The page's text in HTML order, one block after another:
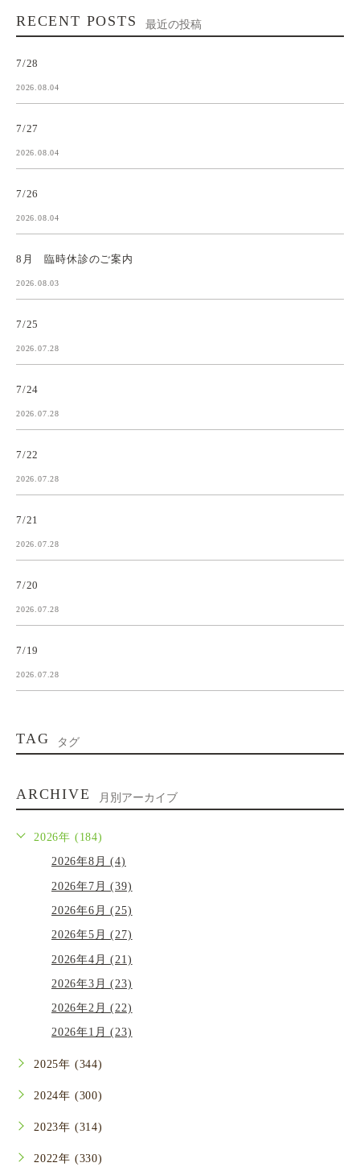
RECENT POSTS 最近の投稿
7/28
2026.08.04
7/27
2026.08.04
7/26
2026.08.04
8月 臨時休診のご案内
2026.08.03
7/25
2026.07.28
7/24
2026.07.28
7/22
2026.07.28
7/21
2026.07.28
7/20
2026.07.28
7/19
2026.07.28
TAG タグ
ARCHIVE 月別アーカイブ
2026年 (184)
2026年8月 (4)
2026年7月 (39)
2026年6月 (25)
2026年5月 (27)
2026年4月 (21)
2026年3月 (23)
2026年2月 (22)
2026年1月 (23)
2025年 (344)
2024年 (300)
2023年 (314)
2022年 (330)